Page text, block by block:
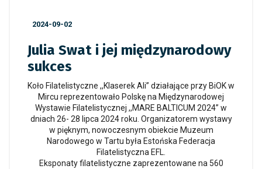
2024-09-02
Julia Swat i jej międzynarodowy
sukces
Koło Filatelistyczne ,,Klaserek Ali” działające przy BiOK w
Mircu reprezentowało Polskę na Międzynarodowej
Wystawie Filatelistycznej ,,MARE BALTICUM 2024” w
dniach 26- 28 lipca 2024 roku. Organizatorem wystawy
w pięknym, nowoczesnym obiekcie Muzeum
Narodowego w Tartu była Estońska Federacja
Filatelistyczna EFL.
Eksponaty filatelistyczne zaprezentowane na 560